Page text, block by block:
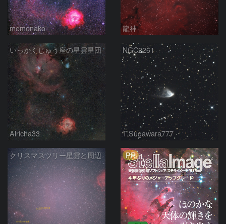
momonako 龍神
いっかくじゅう座の星雲星団
Alricha33
NGC2261
T.Sugawara777
クリスマスツリー星雲と周辺 PR